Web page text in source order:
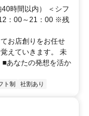
時間以内） ＜シフ
：00～21：00 ※残
お店創りをお任せ
えていきます。 未
なたの発想を活か
ト制 社割あり